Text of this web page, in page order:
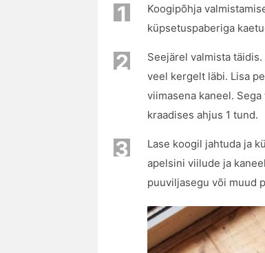
1
Koogipõhja
küpsetuspaberiga
2
Seejärel valmista
veel kergelt läbi. Lisa
viimasena kaneel.
kraadises ahjus 1 tund.
3
Lase koogil jahtuda ja
apelsini viilude ja
puuviljasegu või muud